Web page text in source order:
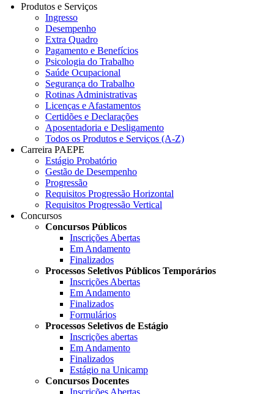
Produtos e Serviços
Ingresso
Desempenho
Extra Quadro
Pagamento e Benefícios
Psicologia do Trabalho
Saúde Ocupacional
Segurança do Trabalho
Rotinas Administrativas
Licenças e Afastamentos
Certidões e Declarações
Aposentadoria e Desligamento
Todos os Produtos e Serviços (A-Z)
Carreira PAEPE
Estágio Probatório
Gestão de Desempenho
Progressão
Requisitos Progressão Horizontal
Requisitos Progressão Vertical
Concursos
Concursos Públicos
Inscrições Abertas
Em Andamento
Finalizados
Processos Seletivos Públicos Temporários
Inscrições Abertas
Em Andamento
Finalizados
Formulários
Processos Seletivos de Estágio
Inscrições abertas
Em Andamento
Finalizados
Estágio na Unicamp
Concursos Docentes
Inscrições Abertas